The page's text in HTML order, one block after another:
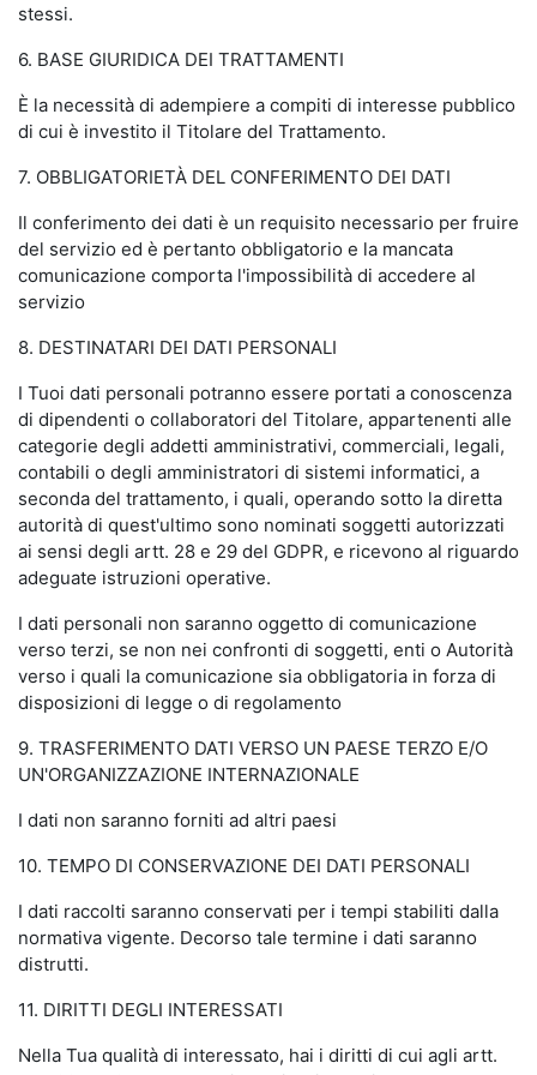
stessi.
6. BASE GIURIDICA DEI TRATTAMENTI
È la necessità di adempiere a compiti di interesse pubblico
di cui è investito il Titolare del Trattamento.
7. OBBLIGATORIETÀ DEL CONFERIMENTO DEI DATI
Il conferimento dei dati è un requisito necessario per fruire
del servizio ed è pertanto obbligatorio e la mancata
comunicazione comporta l'impossibilità di accedere al
servizio
8. DESTINATARI DEI DATI PERSONALI
I Tuoi dati personali potranno essere portati a conoscenza
di dipendenti o collaboratori del Titolare, appartenenti alle
categorie degli addetti amministrativi, commerciali, legali,
contabili o degli amministratori di sistemi informatici, a
seconda del trattamento, i quali, operando sotto la diretta
autorità di quest'ultimo sono nominati soggetti autorizzati
ai sensi degli artt. 28 e 29 del GDPR, e ricevono al riguardo
adeguate istruzioni operative.
I dati personali non saranno oggetto di comunicazione
verso terzi, se non nei confronti di soggetti, enti o Autorità
verso i quali la comunicazione sia obbligatoria in forza di
disposizioni di legge o di regolamento
9. TRASFERIMENTO DATI VERSO UN PAESE TERZO E/O
UN'ORGANIZZAZIONE INTERNAZIONALE
I dati non saranno forniti ad altri paesi
10. TEMPO DI CONSERVAZIONE DEI DATI PERSONALI
I dati raccolti saranno conservati per i tempi stabiliti dalla
normativa vigente. Decorso tale termine i dati saranno
distrutti.
11. DIRITTI DEGLI INTERESSATI
Nella Tua qualità di interessato, hai i diritti di cui agli artt.